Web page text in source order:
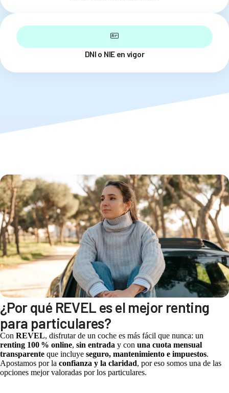
DNI o NIE en vigor
¿Por qué REVEL es el mejor renting
para particulares?
Con REVEL, disfrutar de un coche es más fácil que nunca: un
renting 100 % online, sin entrada y con una cuota mensual
transparente que incluye seguro, mantenimiento e impuestos.
Apostamos por la confianza y la claridad, por eso somos una de las
opciones mejor valoradas por los particulares.